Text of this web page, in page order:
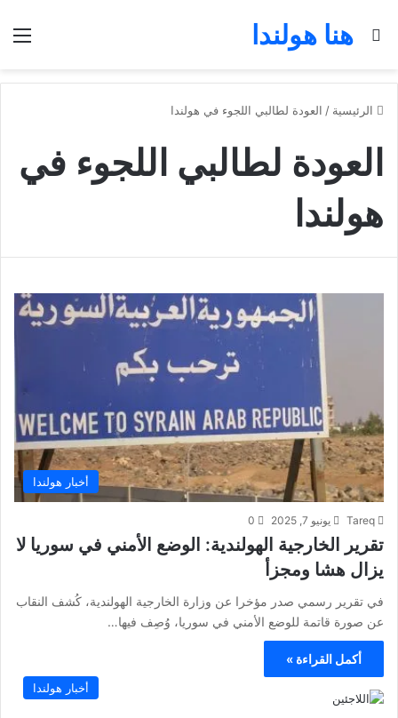
هنا هولندا
بحث عن
الرئيسية / العودة لطالبي اللجوء في هولندا
العودة لطالبي اللجوء في
هولندا
أخبار هولندا
Tareq يونيو 7, 2025 0
تقرير الخارجية الهولندية: الوضع الأمني في سوريا لا
يزال هشا ومجزأ
في تقرير رسمي صدر مؤخرا عن وزارة الخارجية الهولندية، كُشف النقاب
عن صورة قاتمة للوضع الأمني في سوريا، وُصِف فيها…
أكمل القراءة »
أخبار هولندا